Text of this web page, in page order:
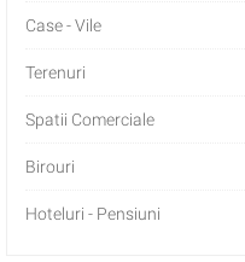
Case - Vile
Terenuri
Spatii Comerciale
Birouri
Hoteluri - Pensiuni